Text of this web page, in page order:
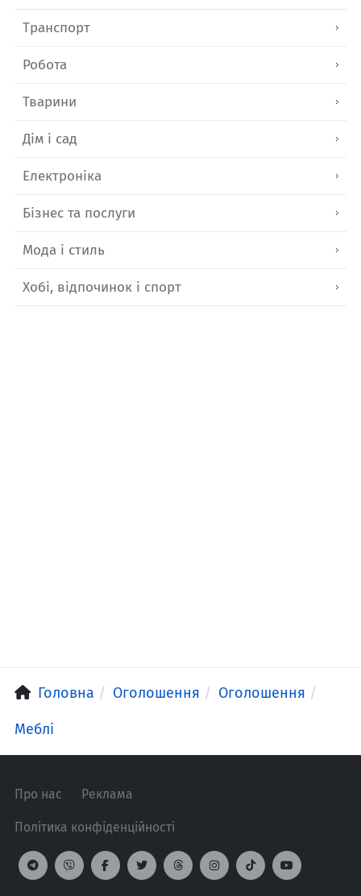
Транспорт
Робота
Тварини
Дім і сад
Електроніка
Бізнес та послуги
Мода і стиль
Хобі, відпочинок і спорт
Головна Оголошення Оголошення
Меблі
Про нас Реклама
Політика конфіденційності